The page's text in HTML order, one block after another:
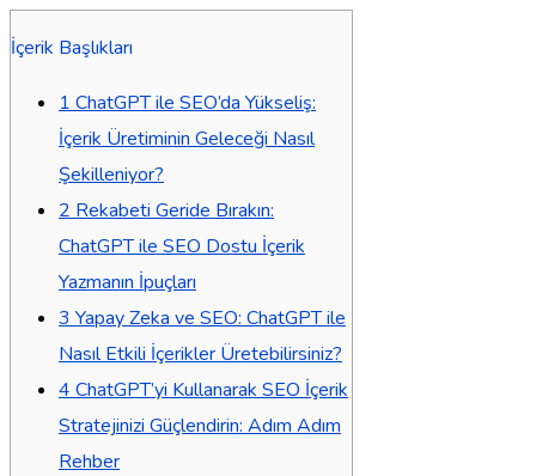
İçerik Başlıkları
1 ChatGPT ile SEO’da Yükseliş:
İçerik Üretiminin Geleceği Nasıl
Şekilleniyor?
2 Rekabeti Geride Bırakın:
ChatGPT ile SEO Dostu İçerik
Yazmanın İpuçları
3 Yapay Zeka ve SEO: ChatGPT ile
Nasıl Etkili İçerikler Üretebilirsiniz?
4 ChatGPT’yi Kullanarak SEO İçerik
Stratejinizi Güçlendirin: Adım Adım
Rehber